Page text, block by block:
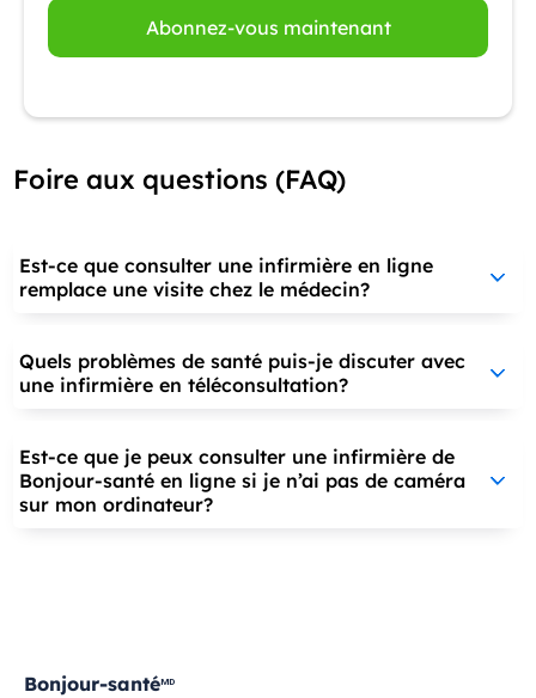
Abonnez-vous maintenant
Foire aux questions (FAQ)
Est-ce que consulter une infirmière en ligne
remplace une visite chez le médecin?
Quels problèmes de santé puis-je discuter avec
une infirmière en téléconsultation?
Est-ce que je peux consulter une infirmière de
Bonjour-santé en ligne si je n’ai pas de caméra
sur mon ordinateur?
Bonjour-santéMD